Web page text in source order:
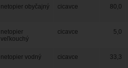
netopier obyčajný cicavce 80,0
netopier
veľkouchý
cicavce 5,0
netopier vodný cicavce 33,3